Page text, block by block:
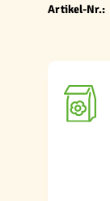
Artikel-Nr.: